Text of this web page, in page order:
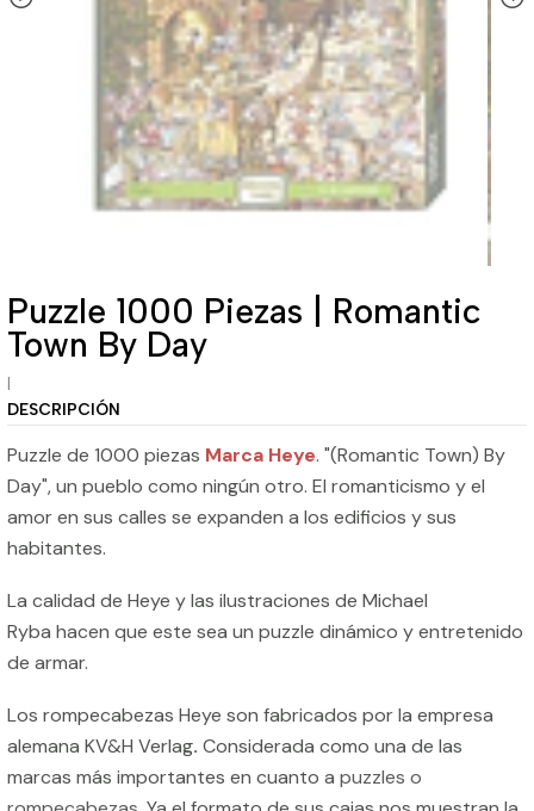
Puzzle 1000 Piezas | Romantic
Town By Day
|
DESCRIPCIÓN
Puzzle de 1000 piezas Marca Heye. "(Romantic Town) By
Day", un pueblo como ningún otro. El romanticismo y el
amor en sus calles se expanden a los edificios y sus
habitantes.
La calidad de Heye y las ilustraciones de Michael
Ryba hacen que este sea un puzzle dinámico y entretenido
de armar.
Los rompecabezas Heye son fabricados por la empresa
alemana KV&H Verlag. Considerada como una de las
marcas más importantes en cuanto a puzzles o